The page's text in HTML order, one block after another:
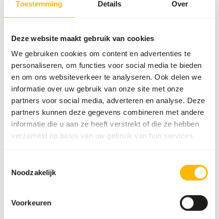
Toestemming Details Over
Deze website maakt gebruik van cookies
We gebruiken cookies om content en advertenties te
personaliseren, om functies voor social media te bieden
en om ons websiteverkeer te analyseren. Ook delen we
informatie over uw gebruik van onze site met onze
partners voor social media, adverteren en analyse. Deze
partners kunnen deze gegevens combineren met andere
informatie die u aan ze heeft verstrekt of die ze hebben
verzameld op basis van uw gebruik van hun services.
Noodzakelijk
Voorkeuren
Over dit product
Optimal support for colorful and healthy nectar birds
Lories and hanging parakeets are nectar-eating birds. In
the wild, they live on nectar, pollen, and soft fruits. In
captivity, they therefore need a bird nectar that mimics
everything lories need to stay healthy, active, and colorful.
This nectar is enriched with spirulina, a natural colorant
the immune system, slows nectar spoilage, and promotes
again. Continue mixing until a smooth gel-like consistency
forms. Provide fresh Lory Nectar daily. Prepared nectar